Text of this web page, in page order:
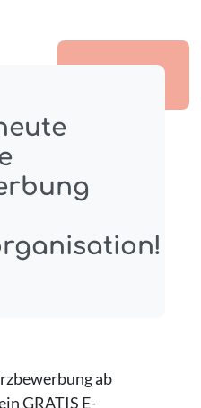
ab
GRATIS E-